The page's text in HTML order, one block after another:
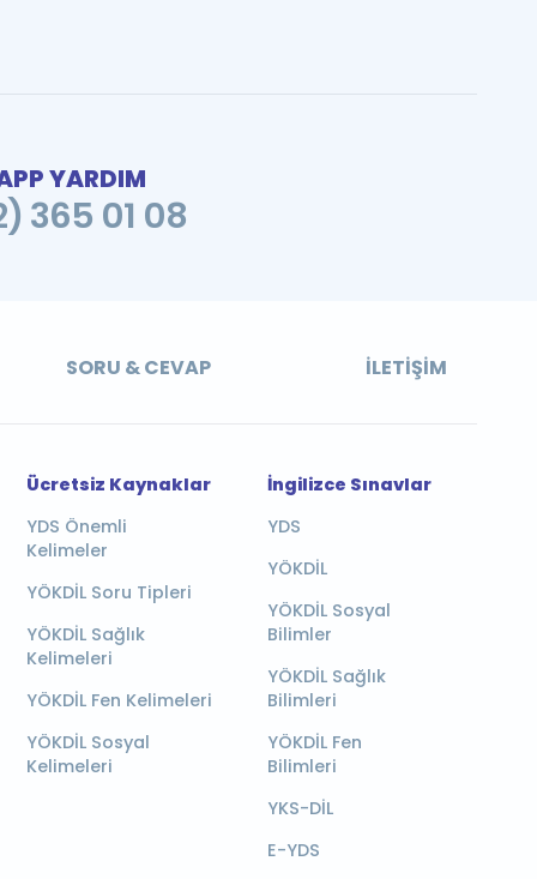
YARDIM
365 01 08
SORU & CEVAP İLETIŞIM
Ücretsiz Kaynaklar
YDS Önemli
Kelimeler
YÖKDİL Soru Tipleri
YÖKDİL Sağlık
Kelimeleri
YÖKDİL Fen Kelimeleri
YÖKDİL Sosyal
Kelimeleri
İngilizce Sınavlar
YDS
YÖKDİL
YÖKDİL Sosyal
Bilimler
YÖKDİL Sağlık
Bilimleri
YÖKDİL Fen
Bilimleri
YKS-DİL
E-YDS